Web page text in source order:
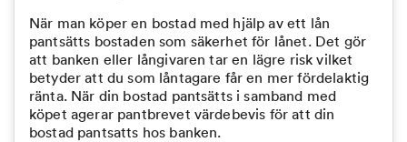
När man köper en bostad med hjälp av ett lån
pantsätts bostaden som säkerhet för lånet. Det gör
att banken eller långivaren tar en lägre risk vilket
betyder att du som låntagare får en mer fördelaktig
ränta. När din bostad pantsätts i samband med
köpet agerar pantbrevet värdebevis för att din
bostad pantsatts hos banken.